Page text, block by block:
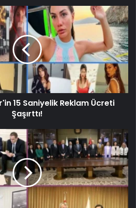
15 Saniyelik Reklam Ücreti
Şaşırttı!